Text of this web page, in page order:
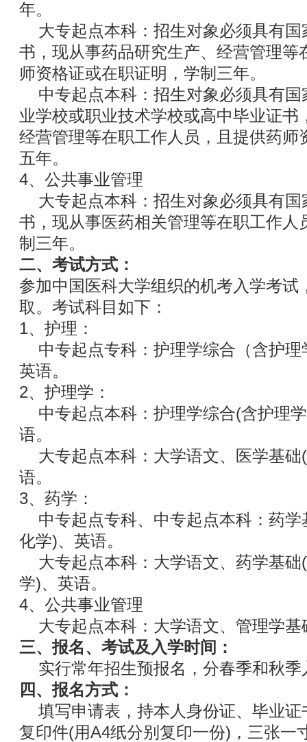
年。
大专起点本科：招生对象必须具有国
书，现从事药品研究生产、经营管理等
师资格证或在职证明，学制三年。
中专起点本科：招生对象必须具有国
业学校或职业技术学校或高中毕业证书
经营管理等在职工作人员，且提供药师
五年。
4、公共事业管理
大专起点本科：招生对象必须具有国
书，现从事医药相关管理等在职工作人
制三年。
二、考试方式：
参加中国医科大学组织的机考入学考试
取。考试科目如下：
1、护理：
中专起点专科：护理学综合（含护理
英语。
2、护理学：
中专起点本科：护理学综合(含护理
语。
大专起点本科：大学语文、医学基础
语。
3、药学：
中专起点专科、中专起点本科：药学
化学)、英语。
大专起点本科：大学语文、药学基础
学)、英语。
4、公共事业管理
大专起点本科：大学语文、管理学基
三、报名、考试及入学时间：
实行常年招生预报名，分春季和秋季
四、报名方式：
填写申请表，持本人身份证、毕业证
复印件(用A4纸分别复印一份)，三张一